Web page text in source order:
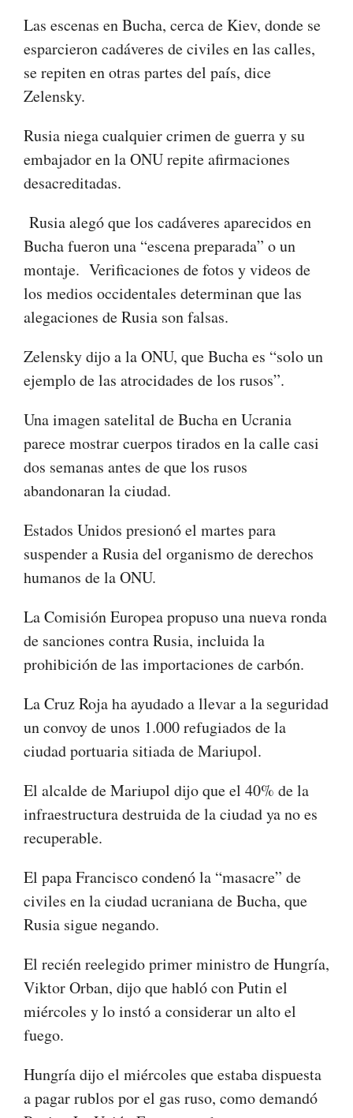
Las escenas en Bucha, cerca de Kiev, donde se
esparcieron cadáveres de civiles en las calles,
se repiten en otras partes del país, dice
Zelensky.
Rusia niega cualquier crimen de guerra y su
embajador en la ONU repite afirmaciones
desacreditadas.
Rusia alegó que los cadáveres aparecidos en
Bucha fueron una “escena preparada” o un
montaje. Verificaciones de fotos y videos de
los medios occidentales determinan que las
alegaciones de Rusia son falsas.
Zelensky dijo a la ONU, que Bucha es “solo un
ejemplo de las atrocidades de los rusos”.
Una imagen satelital de Bucha en Ucrania
parece mostrar cuerpos tirados en la calle casi
dos semanas antes de que los rusos
abandonaran la ciudad.
Estados Unidos presionó el martes para
suspender a Rusia del organismo de derechos
humanos de la ONU.
La Comisión Europea propuso una nueva ronda
de sanciones contra Rusia, incluida la
prohibición de las importaciones de carbón.
La Cruz Roja ha ayudado a llevar a la seguridad
un convoy de unos 1.000 refugiados de la
ciudad portuaria sitiada de Mariupol.
El alcalde de Mariupol dijo que el 40% de la
infraestructura destruida de la ciudad ya no es
recuperable.
El papa Francisco condenó la “masacre” de
civiles en la ciudad ucraniana de Bucha, que
Rusia sigue negando.
El recién reelegido primer ministro de Hungría,
Viktor Orban, dijo que habló con Putin el
miércoles y lo instó a considerar un alto el
fuego.
Hungría dijo el miércoles que estaba dispuesta
a pagar rublos por el gas ruso, como demandó